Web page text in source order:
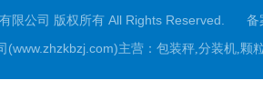
限公司 版权所有 All Rights Reserved.
备
(www.zhzkbzj.com)主营： 包装秤,分装机,颗